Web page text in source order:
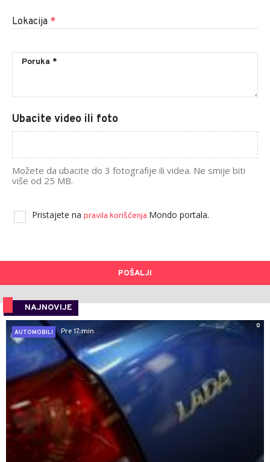
Lokacija *
Ubacite video ili foto
Možete da ubacite do 3 fotografije ili videa. Ne smije biti
više od 25 MB.
Pristajete na pravila korišćenja Mondo portala.
POŠALJI
NAJNOVIJE
0
AUTOMOBILI
Pre 17 min